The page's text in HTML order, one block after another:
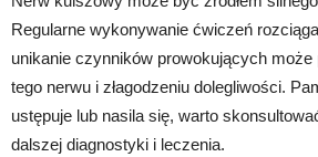
Regularne wykonywanie ćwiczeń
unikanie czynników prowokujących może
tego nerwu i złagodzeniu dolegliwości.
ustępuje lub nasila się, warto
dalszej diagnostyki i leczenia.